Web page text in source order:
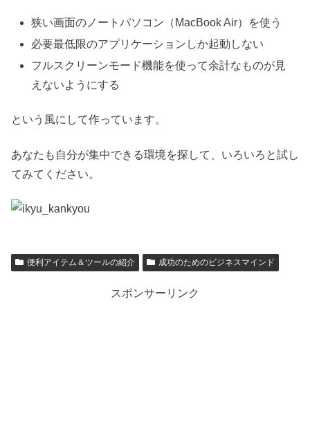
狭い画面のノートパソコン（MacBook Air）を使う
必要最低限のアプリケーションしか起動しない
フルスクリーンモード機能を使って余計なものが見
えないようにする
という風にして作っています。
あなたも自分が集中できる環境を探して、いろいろと試し
てみてください。
便利アイテム＆ツールの紹介 成功のためのビジネスマインド
スポンサーリンク